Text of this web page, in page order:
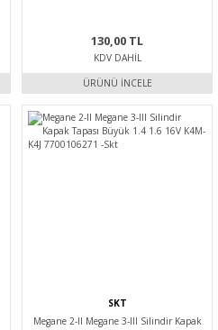
130,00 TL
KDV DAHIL
ÜRÜNÜ İNCELE
SKT
Megane 2-II Megane 3-III Silindir Kapak